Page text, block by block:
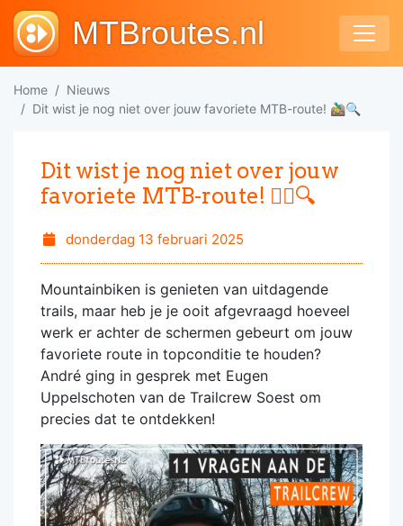
MTBroutes.nl
Home
Nieuws
Dit wist je nog niet over jouw favoriete MTB-route! 🚵‍♂️🔍
Dit wist je nog niet over jouw
favoriete MTB-route! 🚵‍♂️🔍
donderdag 13 februari 2025
Mountainbiken is genieten van uitdagende
trails, maar heb je je ooit afgevraagd hoeveel
werk er achter de schermen gebeurt om jouw
favoriete route in topconditie te houden?
André ging in gesprek met Eugen
Uppelschoten van de Trailcrew Soest om
precies dat te ontdekken!